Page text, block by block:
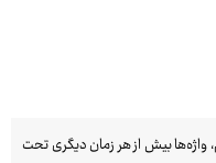
واژه‌ها بیش از هر زمان دیگری تحت